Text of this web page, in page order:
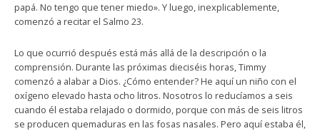
papá. No tengo que tener miedo». Y luego, inexplicablemente,
comenzó a recitar el Salmo 23.
Lo que ocurrió después está más allá de la descripción o la
comprensión. Durante las próximas dieciséis horas, Timmy
comenzó a alabar a Dios. ¿Cómo entender? He aquí un niño con el
oxígeno elevado hasta ocho litros. Nosotros lo reducíamos a seis
cuando él estaba relajado o dormido, porque con más de seis litros
se producen quemaduras en las fosas nasales. Pero aquí estaba él,